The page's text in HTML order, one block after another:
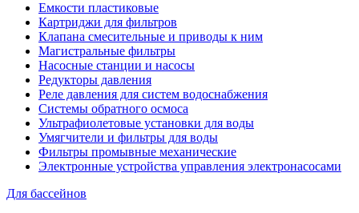
Емкости пластиковые
Картриджи для фильтров
Клапана смесительные и приводы к ним
Магистральные фильтры
Насосные станции и насосы
Редукторы давления
Реле давления для систем водоснабжения
Системы обратного осмоса
Ультрафиолетовые установки для воды
Умягчители и фильтры для воды
Фильтры промывные механические
Электронные устройства управления электронасосами
Для бассейнов